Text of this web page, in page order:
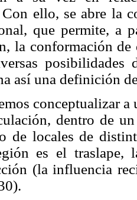
ello, se abre la
que permite, a
la conformación
así una definición
conceptualizar
dentro de
de locales de
es el traslape,
(la influencia